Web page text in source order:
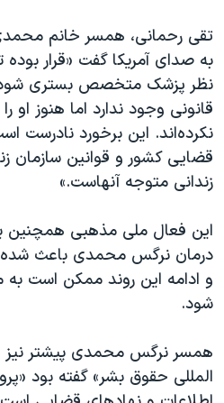
تقی رحمانی، همسر خانم
به صدای آمریکا گفت «قرار بوده
نظر پزشک متخصص بستری شود.
قانونی وجود ندارد اما هنوز او
نکرده‌اند. این برخورد نادرست
قضایی کشور و قوانین سازمان
زندانی متوجه آنهاست.»
این فعال ملی مذهبی همچنین
درمان نرگس محمدی باعث شده
و ادامه این روند ممکن است
شود.
همسر نرگس محمدی پیشتر نیز
المللی حقوق بشر» گفته بود